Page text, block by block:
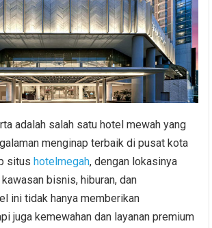
adalah salah satu hotel mewah yang
menginap terbaik di pusat kota
situs hotelmegah, dengan lokasinya
bisnis, hiburan, dan
ini tidak hanya memberikan
juga kemewahan dan layanan premium